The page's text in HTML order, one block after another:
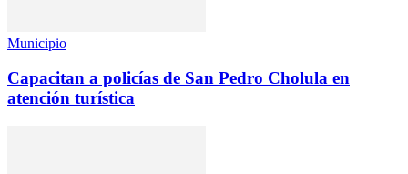
Municipio
Capacitan a policías de San Pedro Cholula en
atención turística